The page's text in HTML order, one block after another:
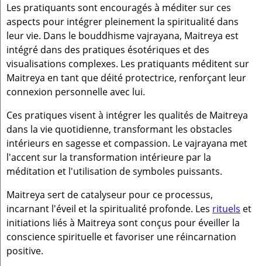
Les pratiquants sont encouragés à méditer sur ces
aspects pour intégrer pleinement la spiritualité dans
leur vie. Dans le bouddhisme vajrayana, Maitreya est
intégré dans des pratiques ésotériques et des
visualisations complexes. Les pratiquants méditent sur
Maitreya en tant que déité protectrice, renforçant leur
connexion personnelle avec lui.
Ces pratiques visent à intégrer les qualités de Maitreya
dans la vie quotidienne, transformant les obstacles
intérieurs en sagesse et compassion. Le vajrayana met
l'accent sur la transformation intérieure par la
méditation et l'utilisation de symboles puissants.
Maitreya sert de catalyseur pour ce processus,
incarnant l'éveil et la spiritualité profonde. Les rituels et
initiations liés à Maitreya sont conçus pour éveiller la
conscience spirituelle et favoriser une réincarnation
positive.